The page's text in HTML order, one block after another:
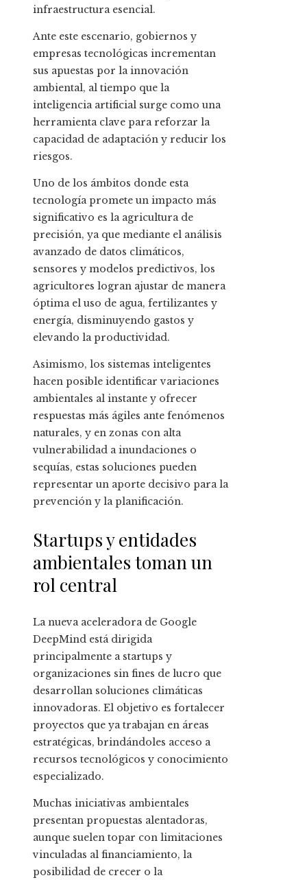
infraestructura esencial.
Ante este escenario, gobiernos y
empresas tecnológicas incrementan
sus apuestas por la innovación
ambiental, al tiempo que la
inteligencia artificial surge como una
herramienta clave para reforzar la
capacidad de adaptación y reducir los
riesgos.
Uno de los ámbitos donde esta
tecnología promete un impacto más
significativo es la agricultura de
precisión, ya que mediante el análisis
avanzado de datos climáticos,
sensores y modelos predictivos, los
agricultores logran ajustar de manera
óptima el uso de agua, fertilizantes y
energía, disminuyendo gastos y
elevando la productividad.
Asimismo, los sistemas inteligentes
hacen posible identificar variaciones
ambientales al instante y ofrecer
respuestas más ágiles ante fenómenos
naturales, y en zonas con alta
vulnerabilidad a inundaciones o
sequías, estas soluciones pueden
representar un aporte decisivo para la
prevención y la planificación.
Startups y entidades
ambientales toman un
rol central
La nueva aceleradora de Google
DeepMind está dirigida
principalmente a startups y
organizaciones sin fines de lucro que
desarrollan soluciones climáticas
innovadoras. El objetivo es fortalecer
proyectos que ya trabajan en áreas
estratégicas, brindándoles acceso a
recursos tecnológicos y conocimiento
especializado.
Muchas iniciativas ambientales
presentan propuestas alentadoras,
aunque suelen topar con limitaciones
vinculadas al financiamiento, la
posibilidad de crecer o la